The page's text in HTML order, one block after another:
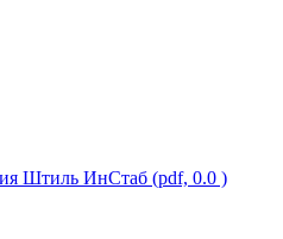
Штиль ИнСтаб (pdf, 0.0 )